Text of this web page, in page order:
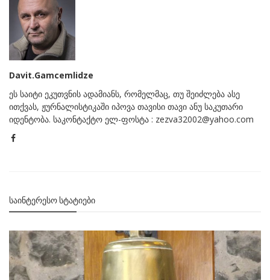
Davit.Gamcemlidze
ეს საიტი ეკუთვნის ადამიანს, რომელმაც, თუ შეიძლება ასე
ითქვას, ჟურნალისტიკაში იპოვა თავისი თავი ანუ საკუთარი
იდენტობა. საკონტაქტო ელ-ფოსტა : zezva32002@yahoo.com
ᲡᲐᲘᲜᲢᲔᲠᲔᲡᲝ ᲡᲢᲐᲢᲘᲔᲑᲘ